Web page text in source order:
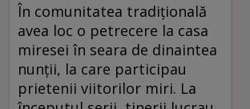
În comunitatea tradiţională
avea loc o petrecere la casa
miresei în seara de dinaintea
nunţii, la care participau
prietenii viitorilor miri. La